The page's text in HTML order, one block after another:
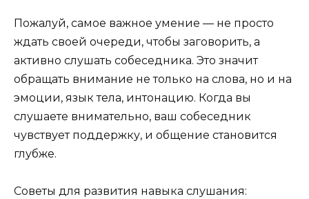
Пожалуй, самое важное умение — не просто
ждать своей очереди, чтобы заговорить, а
активно слушать собеседника. Это значит
обращать внимание не только на слова, но и на
эмоции, язык тела, интонацию. Когда вы
слушаете внимательно, ваш собеседник
чувствует поддержку, и общение становится
глубже.
Советы для развития навыка слушания: